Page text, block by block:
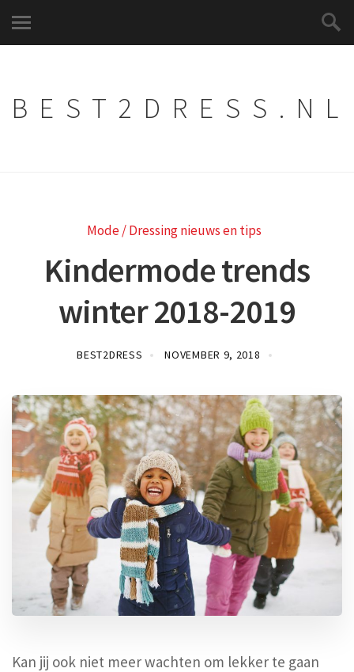
BEST2DRESS.NL
Mode / Dressing nieuws en tips
Kindermode trends
winter 2018-2019
BEST2DRESS NOVEMBER 9, 2018
Kan jij ook niet meer wachten om lekker te gaan